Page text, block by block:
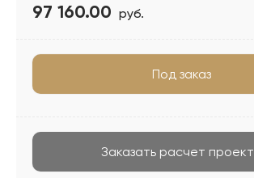
97 160.00 руб.
Под заказ
Заказать расчет